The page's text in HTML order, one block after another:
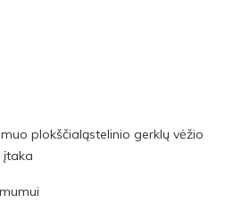
plokščialąstelinio gerklų vėžio
įtaka